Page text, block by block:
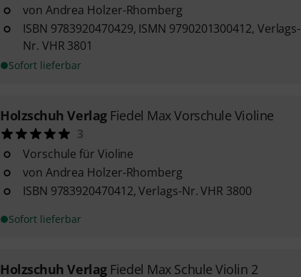
von Andrea Holzer-Rhomberg
ISBN 9783920470429, ISMN 9790201300412, Verlags-
Nr. VHR 3801
Sofort lieferbar
Holzschuh Verlag Fiedel Max Vorschule Violine
3
Vorschule für Violine
von Andrea Holzer-Rhomberg
ISBN 9783920470412, Verlags-Nr. VHR 3800
Sofort lieferbar
Holzschuh Verlag Fiedel Max Schule Violin 2